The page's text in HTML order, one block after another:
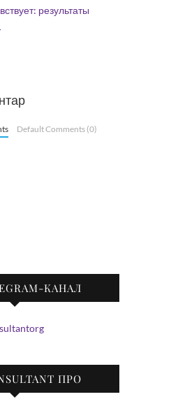
результаты
Default Comments (0)
КАНАЛ
ПРО